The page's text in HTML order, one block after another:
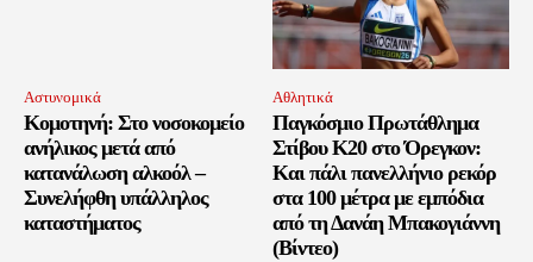
Αστυνομικά
Κομοτηνή: Στο νοσοκομείο
ανήλικος μετά από
κατανάλωση αλκοόλ –
Συνελήφθη υπάλληλος
καταστήματος
Αθλητικά
Παγκόσμιο Πρωτάθλημα
Στίβου Κ20 στο Όρεγκον:
Και πάλι πανελλήνιο ρεκόρ
στα 100 μέτρα με εμπόδια
από τη Δανάη Μπακογιάννη
(Βίντεο)